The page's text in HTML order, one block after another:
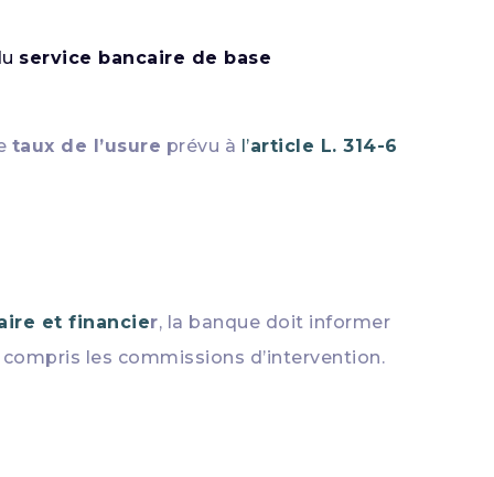
service bancaire de base
taux de l’usure prévu à l’article L. 314-6
et financier, la banque doit informer
les commissions d’intervention.